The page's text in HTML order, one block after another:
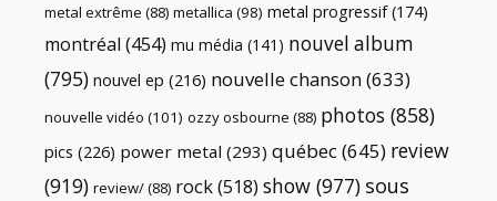
metal extrême (88) metallica (98) metal progressif(174)
montréal (454) mu média (141) nouvel album
(795) nouvel ep (216) nouvelle chanson(633)
nouvelle vidéo (101) ozzy osbourne (88) photos (858)
pics (226) power metal (293) québec(645) review
(919) review/(88) rock(518) show (977) sous